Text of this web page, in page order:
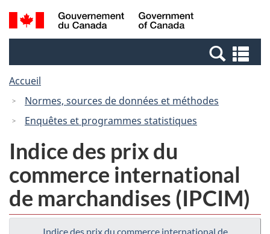
Passer
au
Passer
à
Canada
Recherche
et
et
Accueil
Normes, sources de données et méthodes
Enquêtes et programmes statistiques
Indice des prix du
commerce international
de marchandises (IPCIM)
Indice des prix du commerce international de